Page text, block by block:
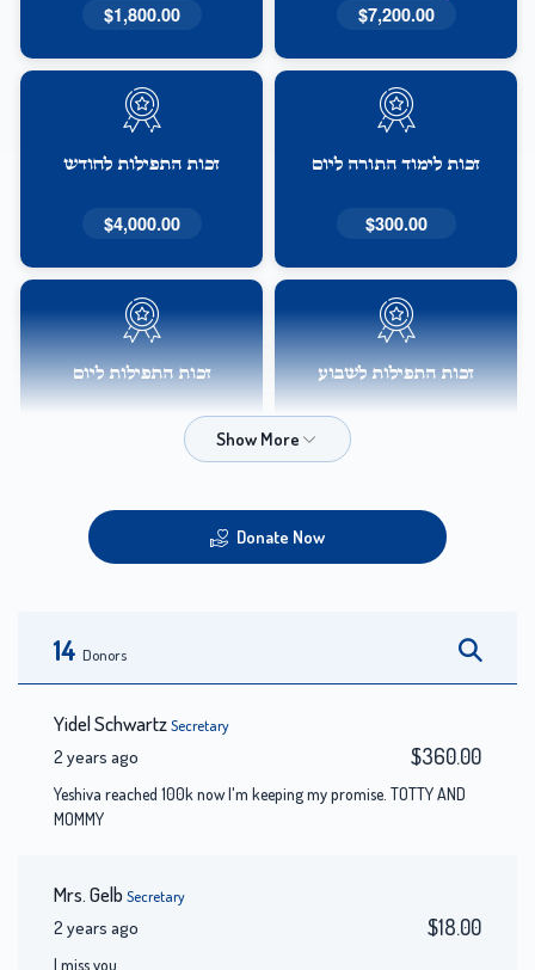
$7,200.00
$1,800.00
זכות לימוד התורה ליום
$300.00
זכות התפילות לחודש
$4,000.00
זכות התפילות לשבוע זכות התפילות ליום
Donate Now
14 Donors
Yidel SchwartzSecretary
2 years ago $360.00
Yeshiva reached 100k now I'm keeping my promise. TOTTY AND
MOMMY
Mrs. GelbSecretary
2 years ago $18.00
I miss you